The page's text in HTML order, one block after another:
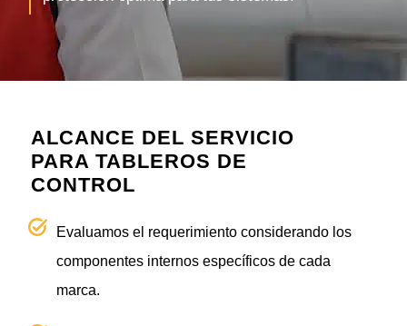
ALCANCE DEL SERVICIO
PARA TABLEROS DE
CONTROL
Evaluamos el requerimiento considerando los
componentes internos específicos de cada
marca.